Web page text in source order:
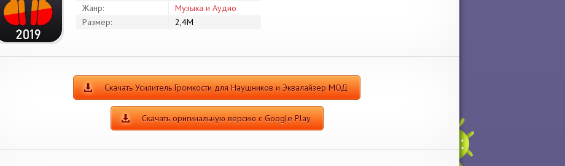
Жанр:
Музыка и Аудио
Размер:
2,4M
Скачать Усилитель Громкости для Наушников и Эквалайзер МОД
Скачать оригинальную версию с Google Play